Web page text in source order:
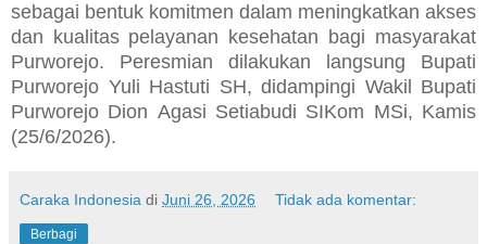
sebagai bentuk komitmen dalam meningkatkan akses
dan kualitas pelayanan kesehatan bagi masyarakat
Purworejo. Peresmian dilakukan langsung Bupati
Purworejo Yuli Hastuti SH, didampingi Wakil Bupati
Purworejo Dion Agasi Setiabudi SIKom MSi, Kamis
(25/6/2026).
Caraka Indonesia di Juni 26, 2026 Tidak ada komentar:
Berbagi